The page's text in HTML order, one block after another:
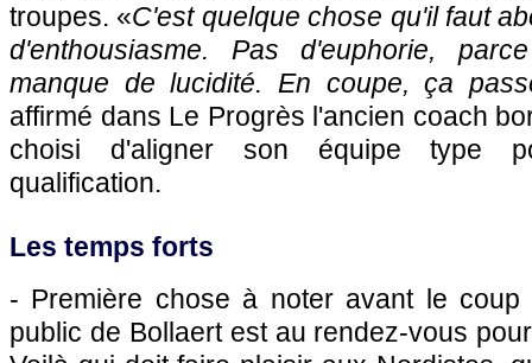
troupes. «C'est quelque chose qu'il faut
d'enthousiasme. Pas d'euphorie,
manque de lucidité. En coupe, ça
affirmé dans Le Progrès l'ancien coach
choisi d'aligner son équipe type
qualification.
Les temps forts
- Première chose à noter avant le
public de Bollaert est au rendez-vous